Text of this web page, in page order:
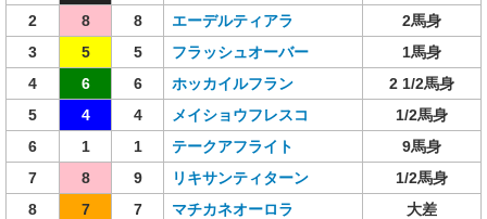
2
8 8 エーデルティアラ
2馬身
3
5 5 フラッシュオーバー
1馬身
4
6 6 ホッカイルフラン
2 1/2馬身
5
4 4 メイショウフレスコ
1/2馬身
6
1 1 テークアフライト
9馬身
7
8 9 リキサンティターン
1/2馬身
8
7 7 マチカネオーロラ
大差